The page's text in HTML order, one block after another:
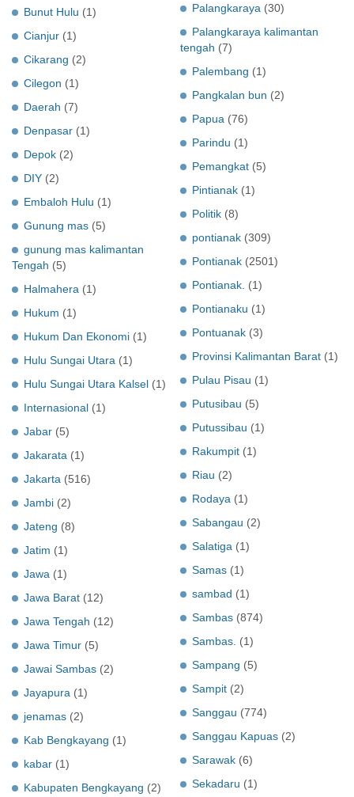
Bunut Hulu (1)
Cianjur (1)
Cikarang (2)
Cilegon (1)
Daerah (7)
Denpasar (1)
Depok (2)
DIY (2)
Embaloh Hulu (1)
Gunung mas (5)
gunung mas kalimantan
Tengah (5)
Halmahera (1)
Hukum (1)
Hukum Dan Ekonomi (1)
Hulu Sungai Utara (1)
Hulu Sungai Utara Kalsel (1)
Internasional (1)
Jabar (5)
Jakarata (1)
Jakarta (516)
Jambi (2)
Jateng (8)
Jatim (1)
Jawa (1)
Jawa Barat (12)
Jawa Tengah (12)
Jawa Timur (5)
Jawai Sambas (2)
Jayapura (1)
jenamas (2)
Kab Bengkayang (1)
kabar (1)
Kabupaten Bengkayang (2)
Palangkaraya (30)
Palangkaraya kalimantan
tengah (7)
Palembang (1)
Pangkalan bun (2)
Papua (76)
Parindu (1)
Pemangkat (5)
Pintianak (1)
Politik (8)
pontianak (309)
Pontianak (2501)
Pontianak. (1)
Pontianaku (1)
Pontuanak (3)
Provinsi Kalimantan Barat (1)
Pulau Pisau (1)
Putusibau (5)
Putussibau (1)
Rakumpit (1)
Riau (2)
Rodaya (1)
Sabangau (2)
Salatiga (1)
Samas (1)
sambad (1)
Sambas (874)
Sambas. (1)
Sampang (5)
Sampit (2)
Sanggau (774)
Sanggau Kapuas (2)
Sarawak (6)
Sekadaru (1)